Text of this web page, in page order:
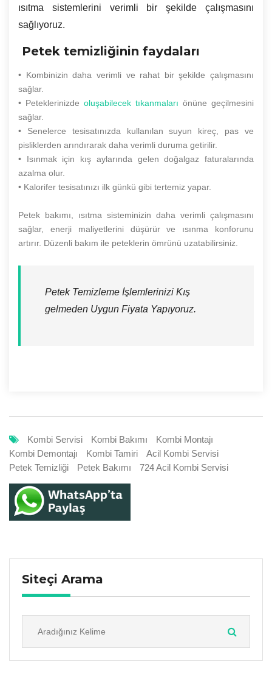
ısıtma sistemlerini verimli bir şekilde çalışmasını
sağlıyoruz.
Petek temizliğinin faydaları
• Kombinizin daha verimli ve rahat bir şekilde çalışmasını
sağlar.
• Peteklerinizde oluşabilecek tıkanmaları önüne geçilmesini
sağlar.
• Senelerce tesisatınızda kullanılan suyun kireç, pas ve
pisliklerden arındırarak daha verimli duruma getirilir.
• Isınmak için kış aylarında gelen doğalgaz faturalarında
azalma olur.
• Kalorifer tesisatınızı ilk günkü gibi tertemiz yapar.
Petek bakımı, ısıtma sisteminizin daha verimli çalışmasını
sağlar, enerji maliyetlerini düşürür ve ısınma konforunu
artırır. Düzenli bakım ile peteklerin ömrünü uzatabilirsiniz.
Petek Temizleme İşlemlerinizi Kış
gelmeden Uygun Fiyata Yapıyoruz.
Kombi Servisi Kombi Bakımı
Kombi Montajı
Kombi Demontajı
Kombi Tamiri
Acil Kombi Servisi
Petek Temizliği
Petek Bakımı 724 Acil Kombi Servisi
Siteçi Arama